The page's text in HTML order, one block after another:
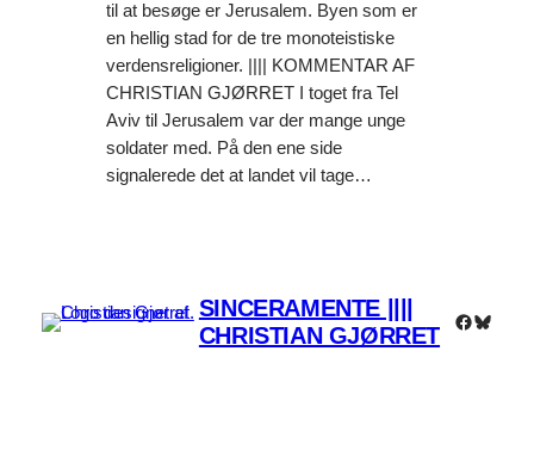
til at besøge er Jerusalem. Byen som er
en hellig stad for de tre monoteistiske
verdensreligioner. |||| KOMMENTAR AF
CHRISTIAN GJØRRET I toget fra Tel
Aviv til Jerusalem var der mange unge
soldater med. På den ene side
signalerede det at landet vil tage…
SINCERAMENTE ||||
CHRISTIAN GJØRRET